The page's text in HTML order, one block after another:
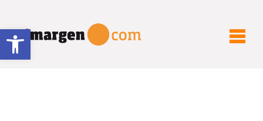
Abrir barra de herramientas